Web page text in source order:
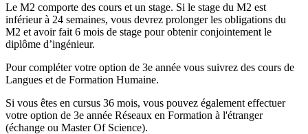
Le M2 comporte des cours et un stage. Si le stage du M2 est
inférieur à 24 semaines, vous devrez prolonger les obligations du
M2 et avoir fait 6 mois de stage pour obtenir conjointement le
diplôme d’ingénieur.
Pour compléter votre option de 3e année vous suivrez des cours de
Langues et de Formation Humaine.
Si vous êtes en cursus 36 mois, vous pouvez également effectuer
votre option de 3e année Réseaux en Formation à l'étranger
(échange ou Master Of Science).